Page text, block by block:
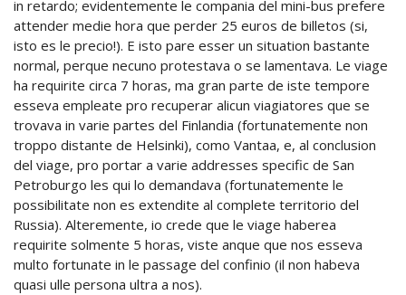
in retardo; evidentemente le compania del mini-bus prefere
attender medie hora que perder 25 euros de billetos (si,
isto es le precio!). E isto pare esser un situation bastante
normal, perque necuno protestava o se lamentava. Le viage
ha requirite circa 7 horas, ma gran parte de iste tempore
esseva empleate pro recuperar alicun viagiatores que se
trovava in varie partes del Finlandia (fortunatemente non
troppo distante de Helsinki), como Vantaa, e, al conclusion
del viage, pro portar a varie addresses specific de San
Petroburgo les qui lo demandava (fortunatemente le
possibilitate non es extendite al complete territorio del
Russia). Alteremente, io crede que le viage haberea
requirite solmente 5 horas, viste anque que nos esseva
multo fortunate in le passage del confinio (il non habeva
quasi ulle persona ultra a nos).